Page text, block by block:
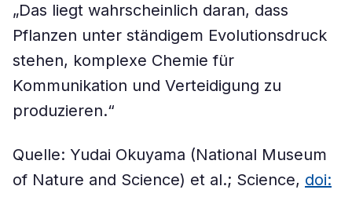
„Das liegt wahrscheinlich daran, dass
Pflanzen unter ständigem Evolutionsdruck
stehen, komplexe Chemie für
Kommunikation und Verteidigung zu
produzieren.“
Quelle: Yudai Okuyama (National Museum
of Nature and Science) et al.; Science, doi: